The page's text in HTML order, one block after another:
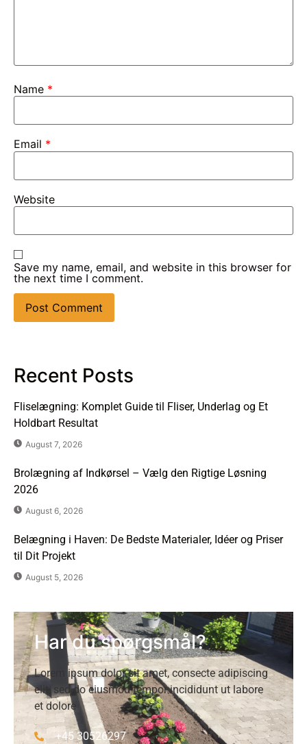
Name *
Email *
Website
Save my name, email, and website in this browser for
the next time I comment.
Recent Posts
Fliselægning: Komplet Guide til Fliser, Underlag og Et
Holdbart Resultat
August 7, 2026
Brolægning af Indkørsel – Vælg den Rigtige Løsning
2026
August 6, 2026
Belægning i Haven: De Bedste Materialer, Idéer og Priser
til Dit Projekt
August 5, 2026
Har du spørgsmål?
Lorem ipsum dolor sit amet, consecte adipiscing
elit, sed do eiusmod tempor incididunt ut labore
et dolore
+45 30526297